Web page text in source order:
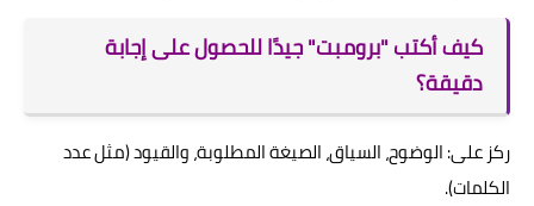
كيف أكتب "برومبت" جيدًا للحصول على إجابة
دقيقة؟
ركز على: الوضوح، السياق، الصيغة المطلوبة، والقيود (مثل عدد
الكلمات).